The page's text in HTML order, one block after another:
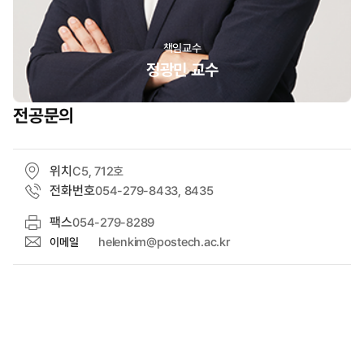
전공문의
위치C5, 712호
전화번호054-279-8433, 8435
팩스054-279-8289
이메일 helenkim@postech.ac.kr
책임교수
정광민 교수